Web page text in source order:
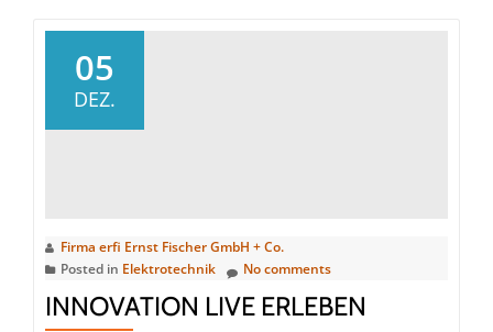
05
DEZ.
Firma erfi Ernst Fischer GmbH + Co.
Posted in Elektrotechnik No comments
INNOVATION LIVE ERLEBEN